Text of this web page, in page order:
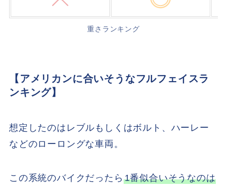
重さランキング
【アメリカンに合いそうなフルフェイスラ
ンキング】
想定したのはレブルもしくはボルト、ハーレー
などのローロングな車両。
この系統のバイクだったら 1番似合いそうなのは